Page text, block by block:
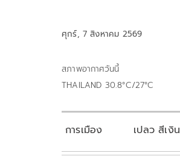
ศุกร์, 7 สิงหาคม 2569
สภาพอากาศวันนี้
THAILAND 30.8°C/27°C
การเมือง เปลว สีเงิน